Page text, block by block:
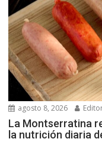
agosto 8, 2026
La Montserratina
la nutrición diaria